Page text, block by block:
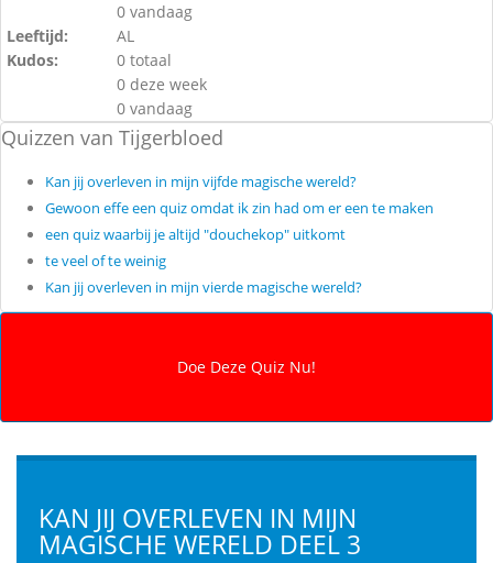
0 vandaag
Leeftijd:
AL
Kudos:
0 totaal
0 deze week
0 vandaag
Quizzen van Tijgerbloed
Kan jij overleven in mijn vijfde magische wereld?
Gewoon effe een quiz omdat ik zin had om er een te maken
een quiz waarbij je altijd "douchekop" uitkomt
te veel of te weinig
Kan jij overleven in mijn vierde magische wereld?
KAN JIJ OVERLEVEN IN MIJN
MAGISCHE WERELD DEEL 3